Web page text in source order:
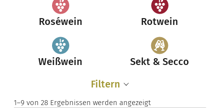
Roséwein Rotwein
Weißwein
Sekt & Secco
Filtern
1–9 von 28 Ergebnissen werden angezeigt